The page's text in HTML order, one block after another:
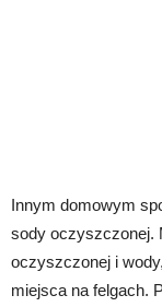
Innym domowym
sody oczyszczonej.
oczyszczonej i
miejsca na felgach.